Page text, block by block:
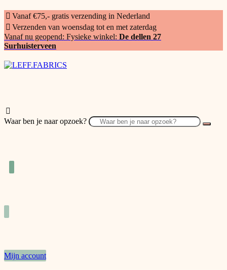
Vanaf €75,- gratis verzending in Nederland
Verzenden van woensdag tot en met zaterdag
Vanaf nu geopend: Fysieke winkel: De dellen 27
Surhuisterveen
Waar ben je naar opzoek?
Mijn account